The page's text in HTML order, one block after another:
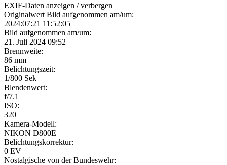
EXIF-Daten anzeigen / verbergen
Originalwert Bild aufgenommen am/um:
2024:07:21 11:52:05
Bild aufgenommen am/um:
21. Juli 2024 09:52
Brennweite:
86 mm
Belichtungszeit:
1/800 Sek
Blendenwert:
f/7.1
ISO:
320
Kamera-Modell:
NIKON D800E
Belichtungskorrektur:
0 EV
Nostalgische von der Bundeswehr: